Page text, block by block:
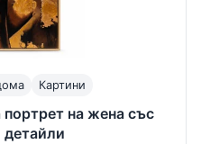
Картини
на жена със
детайли